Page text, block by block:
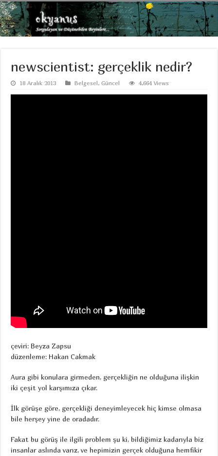
newscientist: gerçeklik nedir?
18 Aralık 2013 Belgesel,Güncel 4,664 Views
çeviri: Beyza Zapsu
düzenleme: Hakan Cakmak
Aura gibi konulara girmeden, gerçekliğin ne olduğuna ilişkin
iki çeşit yol karşımıza çıkar.
İlk görüşe göre, gerçekliği deneyimleyecek hiç kimse olmasa
bile herşey yine de oradadır.
Fakat bu görüş ile ilgili problem şu ki, bildiğimiz kadarıyla biz
insanlar aslında varız, ve hepimizin gerçek olduğuna hemfikir